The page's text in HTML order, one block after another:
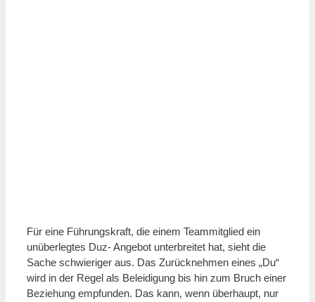
Für eine Führungskraft, die einem Teammitglied ein
unüberlegtes Duz- Angebot unterbreitet hat, sieht die
Sache schwieriger aus. Das Zurücknehmen eines „Du“
wird in der Regel als Beleidigung bis hin zum Bruch einer
Beziehung empfunden. Das kann, wenn überhaupt, nur